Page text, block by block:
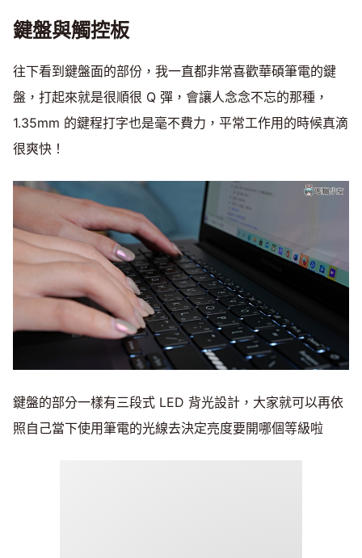
鍵盤與觸控板
往下看到鍵盤面的部份，我一直都非常喜歡華碩筆電的鍵
盤，打起來就是很順很 Q 彈，會讓人念念不忘的那種，
1.35mm 的鍵程打字也是毫不費力，平常工作用的時候真滴
很爽快！
鍵盤的部分一樣有三段式 LED 背光設計，大家就可以再依
照自己當下使用筆電的光線去決定亮度要開哪個等級啦